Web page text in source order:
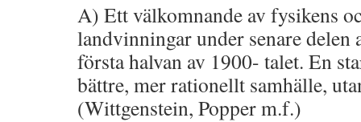
A) Ett välkomnande av fysikens
landvinningar under senare delen
första halvan av 1900- talet. En
bättre, mer rationellt samhälle,
(Wittgenstein, Popper m.f.)